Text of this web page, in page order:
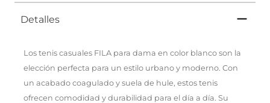
Detalles
Los tenis casuales FILA para dama en color blanco son la
elección perfecta para un estilo urbano y moderno. Con
un acabado coagulado y suela de hule, estos tenis
ofrecen comodidad y durabilidad para el día a día. Su